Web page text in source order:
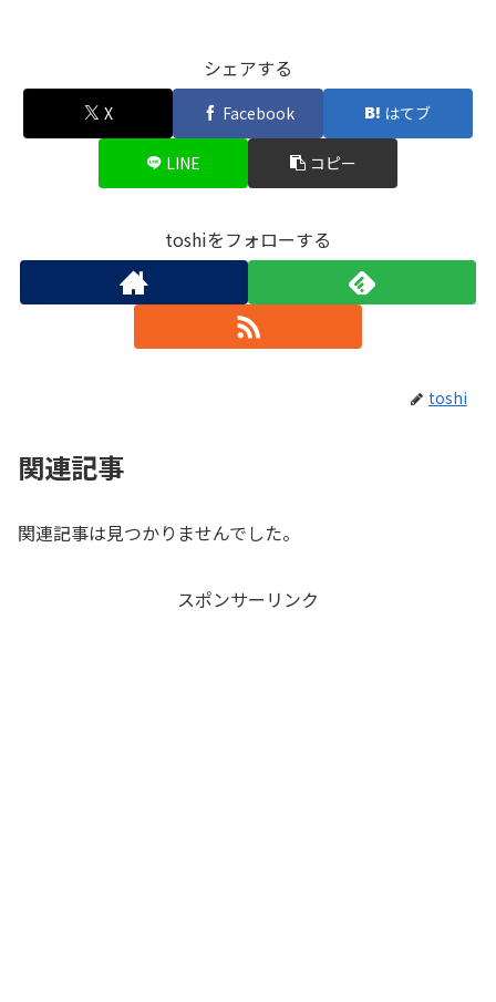
シェアする
X Facebook はてブ
LINE コピー
toshiをフォローする
toshi
関連記事
関連記事は見つかりませんでした。
スポンサーリンク